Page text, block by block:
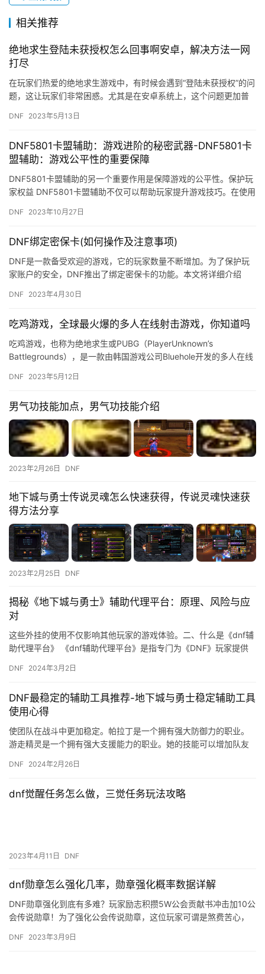
相关推荐
绝地求生登陆未获授权怎么回事啊安卓，解决方法一网
打尽
在玩家们热爱的绝地求生游戏中，有时候会遇到“登陆未获授权”的问
题，这让玩家们非常困惑。尤其是在安卓系统上，这个问题更加普
呢？…
DNF 2023年5月13日
DNF5801卡盟辅助：游戏进阶的秘密武器-DNF5801卡
盟辅助：游戏公平性的重要保障
DNF5801卡盟辅助的另一个重要作用是保障游戏的公平性。保护玩
家权益 DNF5801卡盟辅助不仅可以帮助玩家提升游戏技巧。在使用
DNF 2023年10月27日
DNF绑定密保卡(如何操作及注意事项)
DNF是一款备受欢迎的游戏，它的玩家数量不断增加。为了保护玩
家账户的安全，DNF推出了绑定密保卡的功能。本文将详细介绍
DNF 2023年4月30日
吃鸡游戏，全球最火爆的多人在线射击游戏，你知道吗
吃鸡游戏，也称为绝地求生或PUBG（PlayerUnknown’s
Battlegrounds），是一款由韩国游戏公司Bluehole开发的多人在线
DNF 2023年5月12日
男气功技能加点，男气功技能介绍
2023年2月26日 DNF
地下城与勇士传说灵魂怎么快速获得，传说灵魂快速获
得方法分享
2023年2月25日 DNF
揭秘《地下城与勇士》辅助代理平台：原理、风险与应
对
这些外挂的使用不仅影响其他玩家的游戏体验。二、什么是《dnf辅
助代理平台》 《dnf辅助代理平台》是指专门为《DNF》玩家提供
DNF 2024年3月2日
DNF最稳定的辅助工具推荐-地下城与勇士稳定辅助工具
使用心得
使团队在战斗中更加稳定。帕拉丁是一个拥有强大防御力的职业。
游走精灵是一个拥有强大支援能力的职业。她的技能可以增加队友
DNF 2024年2月26日
dnf觉醒任务怎么做，三觉任务玩法攻略
2023年4月11日 DNF
dnf勋章怎么强化几率，勋章强化概率数据详解
DNF勋章强化到底有多难？玩家励志积攒5W公会贡献书冲击加10公
会传说勋章！为了强化公会传说勋章，这位玩家可谓是煞费苦心，
DNF 2023年3月9日